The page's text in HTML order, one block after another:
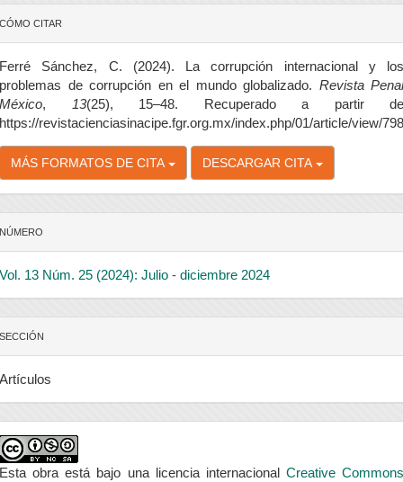
CÓMO CITAR
Ferré Sánchez, C. (2024). La corrupción internacional y los
problemas de corrupción en el mundo globalizado. Revista Penal
México, 13(25), 15–48. Recuperado a partir de
https://revistacienciasinacipe.fgr.org.mx/index.php/01/article/view/798
MÁS FORMATOS DE CITA DESCARGAR CITA
NÚMERO
Vol. 13 Núm. 25 (2024): Julio - diciembre 2024
SECCIÓN
Artículos
Esta obra está bajo una licencia internacional Creative Commons